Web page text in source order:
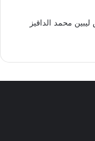
محمد الداقيز